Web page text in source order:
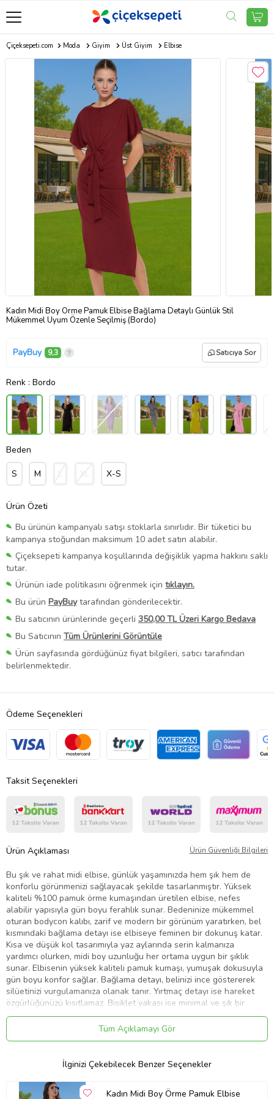
Çiçeksepeti.com Moda Giyim Üst Giyim Elbise
Kadın Midi Boy Örme Pamuk Elbise Bağlama Detaylı Günlük Stil
Mükemmel Uyum Özenle Seçilmiş (Bordo)
PayBuy 9,3 Satıcıya Sor
Renk : Bordo
Beden
S M L XL X-S
Ürün Özeti
Bu ürünün kampanyalı satışı stoklarla sınırlıdır. Bir tüketici bu
kampanya stoğundan maksimum 10 adet satın alabilir.
Çiçeksepeti kampanya koşullarında değişiklik yapma hakkını saklı
tutar.
Ürünün iade politikasını öğrenmek için tıklayın.
Bu ürün PayBuytarafından gönderilecektir.
Bu satıcının ürünlerinde geçerli 350,00 TL Üzeri Kargo Bedava
Bu Satıcının Tüm Ürünlerini Görüntüle
Ürün sayfasında gördüğünüz fiyat bilgileri, satıcı tarafından
belirlenmektedir.
Ödeme Seçenekleri
Taksit Seçenekleri
Ürün Açıklaması Ürün Güvenliği Bilgileri
Bu şık ve rahat midi elbise, günlük yaşamınızda hem şık hem de
konforlu görünmenizi sağlayacak şekilde tasarlanmıştır. Yüksek
kaliteli %100 pamuk örme kumaşından üretilen elbise, nefes
alabilir yapısıyla gün boyu ferahlık sunar. Bedeninize mükemmel
oturan bodycon kalıbı, zarif ve modern bir görünüm yaratırken, bel
kısmındaki bağlama detayı ise elbiseye feminen bir dokunuş katar.
Kısa ve düşük kol tasarımıyla yaz aylarında serin kalmanıza
yardımcı olurken, midi boy uzunluğu her ortama uygun bir şıklık
sunar. Elbisenin yüksek kaliteli pamuk kumaşı, yumuşak dokusuyla
gün boyu konfor sağlar. Bağlama detayı, belinizi ince göstererek
silüetinizi vurgulamanıza olanak tanır. Yırtmaç detayı ise hareket
özgürlüğünüzü kısıtlamaz. Bisiklet yakası ise minimal ve şık bir
görünüm yaratır. Ürünümüzün bakımı oldukça kolaydır; makinede
yıkanabilir özelliği sayesinde zamandan tasarruf etmenizi sağlar.
Elbisenin ölçüleri ve uyumu aşağıdaki gibidir: Modelin ölçüleri: Boy:
Mankenin üzerindeki ürün S368 bedendir. Elbise ön boyu 120
uyum sağlar. Elbiseyi düz renkli topuklular veya spor ayakkabılarla
kombinleyerek farklı tarzlar yaratabilirsiniz. Günlük kullanımın yanı
Tüm Açıklamayı Gör
İlginizi Çekebilecek Benzer Seçenekler
Kadın Midi Boy Örme Pamuk Elbise